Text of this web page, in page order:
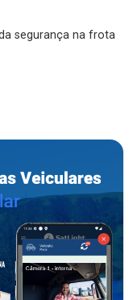
segurança na frota